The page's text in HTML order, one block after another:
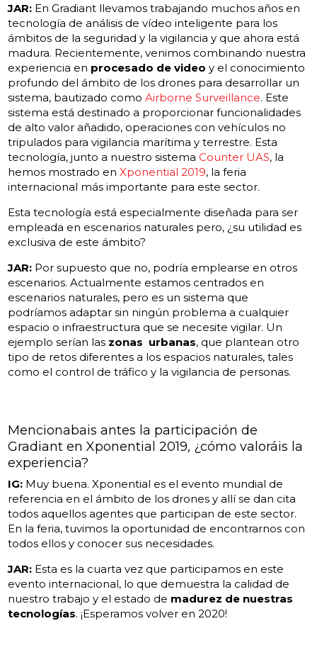
JAR: En Gradiant llevamos trabajando muchos años en
tecnología de análisis de vídeo inteligente para los
ámbitos de la seguridad y la vigilancia y que ahora está
madura. Recientemente, venimos combinando nuestra
experiencia en procesado de video y el conocimiento
profundo del ámbito de los drones para desarrollar un
sistema, bautizado comoAirborne Surveillance. Este
sistema está destinado a proporcionar funcionalidades
de alto valor añadido, operaciones con vehículos no
tripulados para vigilancia marítima y terrestre. Esta
tecnología, junto a nuestro sistema Counter UAS, la
hemos mostrado enXponential 2019, la feria
internacional más importante para este sector.
Esta tecnología está especialmente diseñada para ser
empleada en escenarios naturales pero, ¿su utilidad es
exclusiva de este ámbito?
JAR: Por supuesto que no, podría emplearse en otros
escenarios. Actualmente estamos centrados en
escenarios naturales, pero es un sistema que
podríamos adaptar sin ningún problema a cualquier
espacio o infraestructura que se necesite vigilar. Un
ejemplo serían las zonas urbanas, que plantean otro
tipo de retos diferentes a los espacios naturales, tales
como el control de tráfico y la vigilancia de personas.
Mencionabais antes la participación de
Gradiant en Xponential 2019, ¿cómo valoráis la
experiencia?
IG: Muy buena. Xponential es el evento mundial de
referencia en el ámbito de los drones y allí se dan cita
todos aquellos agentes que participan de este sector.
En la feria, tuvimos la oportunidad de encontrarnos con
todos ellos y conocer sus necesidades.
JAR: Esta es la cuarta vez que participamos en este
evento internacional, lo que demuestra la calidad de
nuestro trabajo y el estado de madurez de nuestras
tecnologías. ¡Esperamos volver en 2020!